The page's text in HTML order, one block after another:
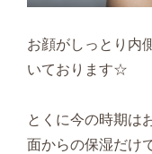
お顔がしっとり内
いております☆
とくに今の時期は
面からの保湿だけ